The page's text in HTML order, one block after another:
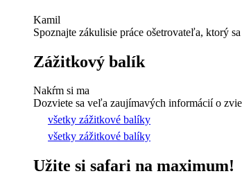
Kamil
Spoznajte zákulisie práce ošetrovateľa, ktorý
Zážitkový balík
Nakŕm si ma
Dozviete sa veľa zaujímavých informácií o
všetky zážitkové balíky
všetky zážitkové balíky
Užite si safari na maximum!